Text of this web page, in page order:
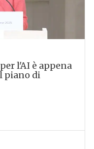
l'AI è appena
piano di